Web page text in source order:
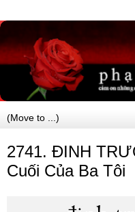
2741. ĐINH
Cuối Của Ba Tôi